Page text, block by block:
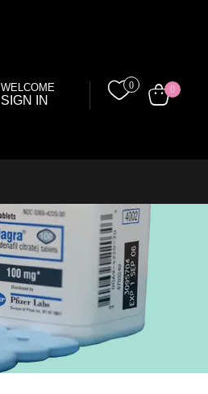
WELCOME
SIGN IN
0 0